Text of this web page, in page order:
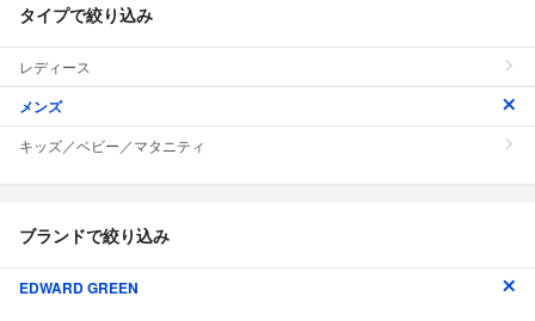
タイプで絞り込み
レディース
メンズ
キッズ／ベビー／マタニティ
ブランドで絞り込み
EDWARD GREEN